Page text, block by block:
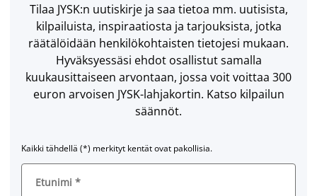
Tilaa JYSK:n uutiskirje ja saa tietoa mm. uutisista,
kilpailuista, inspiraatiosta ja tarjouksista, jotka
räätälöidään henkilökohtaisten tietojesi mukaan.
Hyväksyessäsi ehdot osallistut samalla
kuukausittaiseen arvontaan, jossa voit voittaa 300
euron arvoisen JYSK-lahjakortin. Katso kilpailun
säännöt.
Kaikki tähdellä (*) merkityt kentät ovat pakollisia.
Etunimi *